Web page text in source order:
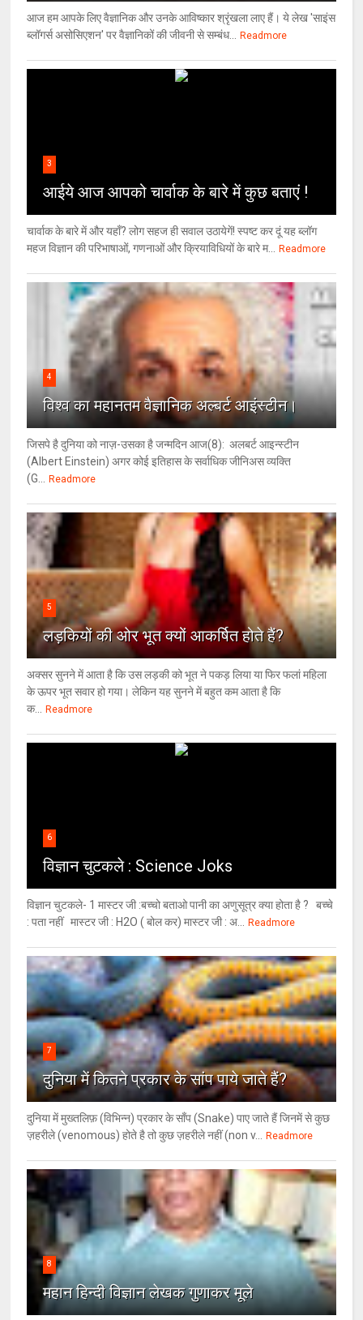
आज हम आपके लिए वैज्ञानिक और उनके आविष्कार श्रृंखला लाए हैं। ये लेख 'साइंस
ब्लॉगर्स असोसिएशन' पर वैज्ञा‍निकों की जीवनी से सम्बंध...
Readmore
3
आईये आज आपको चार्वाक के बारे में कुछ बताएं !
चार्वाक के बारे में और यहाँ? लोग सहज ही सवाल उठायेगें! स्पष्ट कर दूं यह ब्लॉग
महज विज्ञान की परिभाषाओं, गणनाओं और क्रियाविधियों के बारे म...
Readmore
4
विश्‍व का महानतम वैज्ञानिक अल्बर्ट आइंस्टीन।
जिसपे है दुनिया को नाज़-उसका है जन्मदिन आज(8): अलबर्ट आइन्स्टीन
(Albert Einstein) अगर कोई इतिहास के सर्वाधिक जीनिअस व्यक्ति
(G...
Readmore
5
लड़कियों की ओर भूत क्‍यों आकर्षित होते हैं?
अक्सर सुनने में आता है कि उस लड़की को भूत ने पकड़ लिया या फिर फलां महिला
के ऊपर भूत सवार हो गया। लेकिन यह सुनने में बहुत कम आता है कि
क...
Readmore
6
विज्ञान चुटकले : Science Joks
विज्ञान चुटकले- 1 मास्टर जी :बच्चो बताओ पानी का अणुसूत्र क्या होता है ? बच्चे
: पता नहीं मास्टर जी : H2O ( बोल कर) मास्टर जी : अ...
Readmore
7
दुनिया में कितने प्रकार के सांप पाये जाते हैं?
दुनिया में मुख्तलिफ़ (विभिन्न) प्रकार के साँप (Snake) पाए जाते हैं जिनमें से कुछ
ज़हरीले (venomous) होते है तो कुछ ज़हरीले नहीं (non v...
Readmore
8
महान हिन्दी विज्ञान लेखक गुणाकर मूले